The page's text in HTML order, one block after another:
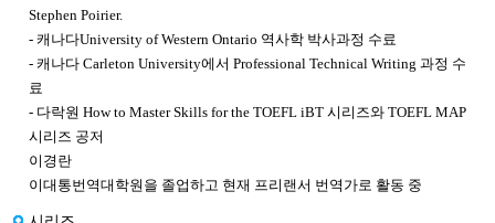
Stephen Poirier.
- 캐나다University of Western Ontario 역사학 박사과정 수료
- 캐나다 Carleton University에서 Professional Technical Writing 과정 수
료
- 다락원 How to Master Skills for the TOEFL iBT 시리즈와 TOEFL MAP
시리즈 공저
이경란
이대통번역대학원을 졸업하고 현재 프리랜서 번역가로 활동 중